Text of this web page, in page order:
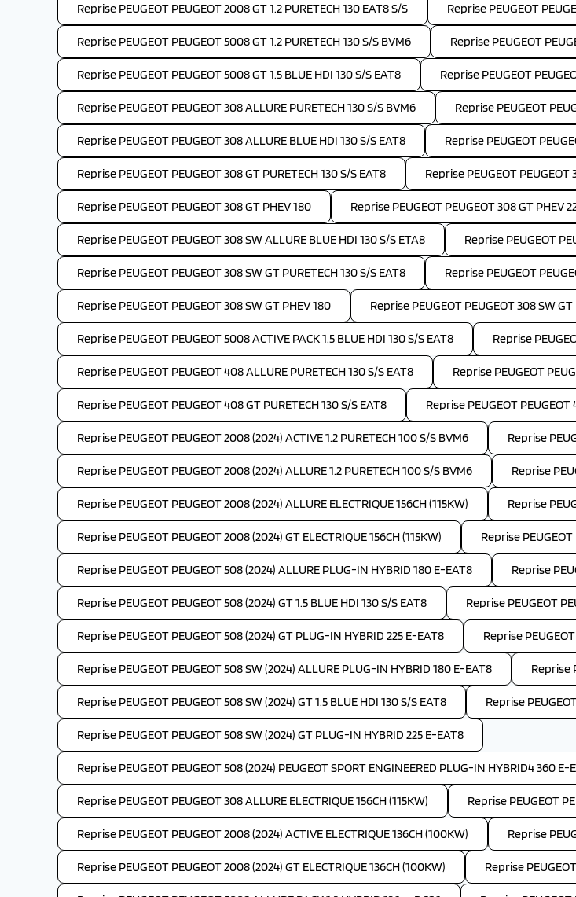
Reprise PEUGEOT PEUGEOT 2008 GT 1.2 PURETECH 130 EAT8 S/S Reprise PEUGEOT
Reprise PEUGEOT PEUGEOT 5008 GT 1.2 PURETECH 130 S/S BVM6 Reprise PEUGEOT
Reprise PEUGEOT PEUGEOT 5008 GT 1.5 BLUE HDI 130 S/S EAT8 Reprise PEUGEOT
Reprise PEUGEOT PEUGEOT 308 ALLURE PURETECH 130 S/S BVM6 Reprise PEUGEOT
Reprise PEUGEOT PEUGEOT 308 ALLURE BLUE HDI 130 S/S EAT8 Reprise PEUGEOT
Reprise PEUGEOT PEUGEOT 308 GT PURETECH 130 S/S EAT8 Reprise PEUGEOT PEUGEOT
Reprise PEUGEOT PEUGEOT 308 GT PHEV 180 Reprise PEUGEOT PEUGEOT 308 GT PHEV
Reprise PEUGEOT PEUGEOT 308 SW ALLURE BLUE HDI 130 S/S ETA8 Reprise PEUGEOT
Reprise PEUGEOT PEUGEOT 308 SW GT PURETECH 130 S/S EAT8 Reprise PEUGEOT
Reprise PEUGEOT PEUGEOT 308 SW GT PHEV 180 Reprise PEUGEOT PEUGEOT 308 SW GT
Reprise PEUGEOT PEUGEOT 5008 ACTIVE PACK 1.5 BLUE HDI 130 S/S EAT8 Reprise
Reprise PEUGEOT PEUGEOT 408 ALLURE PURETECH 130 S/S EAT8 Reprise PEUGEOT
Reprise PEUGEOT PEUGEOT 408 GT PURETECH 130 S/S EAT8 Reprise PEUGEOT PEUGEOT
Reprise PEUGEOT PEUGEOT 2008 (2024) ACTIVE 1.2 PURETECH 100 S/S BVM6 Reprise
Reprise PEUGEOT PEUGEOT 2008 (2024) ALLURE 1.2 PURETECH 100 S/S BVM6 Reprise
Reprise PEUGEOT PEUGEOT 2008 (2024) ALLURE ELECTRIQUE 156CH (115KW) Reprise
Reprise PEUGEOT PEUGEOT 2008 (2024) GT ELECTRIQUE 156CH (115KW) Reprise PEUGEOT
Reprise PEUGEOT PEUGEOT 508 (2024) ALLURE PLUG-IN HYBRID 180 E-EAT8 Reprise
Reprise PEUGEOT PEUGEOT 508 (2024) GT 1.5 BLUE HDI 130 S/S EAT8 Reprise PEUGEOT
Reprise PEUGEOT PEUGEOT 508 (2024) GT PLUG-IN HYBRID 225 E-EAT8 Reprise
Reprise PEUGEOT PEUGEOT 508 SW (2024) ALLURE PLUG-IN HYBRID 180 E-EAT8 Reprise
Reprise PEUGEOT PEUGEOT 508 SW (2024) GT 1.5 BLUE HDI 130 S/S EAT8 Reprise
Reprise PEUGEOT PEUGEOT 508 SW (2024) GT PLUG-IN HYBRID 225 E-EAT8
Reprise PEUGEOT PEUGEOT 508 (2024) PEUGEOT SPORT ENGINEERED PLUG-IN HYBRID4 360 E-
Reprise PEUGEOT PEUGEOT 308 ALLURE ELECTRIQUE 156CH (115KW) Reprise PEUGEOT
Reprise PEUGEOT PEUGEOT 2008 (2024) ACTIVE ELECTRIQUE 136CH (100KW) Reprise
Reprise PEUGEOT PEUGEOT 2008 (2024) GT ELECTRIQUE 136CH (100KW) Reprise